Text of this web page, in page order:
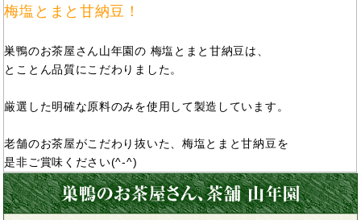
梅塩とまと甘納豆！
巣鴨のお茶屋さん山年園の 梅塩とまと甘納豆は、
とことん品質にこだわりました。
厳選した明確な原料のみを使用して製造しています。
老舗のお茶屋がこだわり抜いた、梅塩とまと甘納豆を
是非ご賞味ください(^-^)